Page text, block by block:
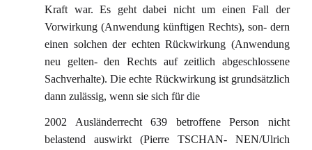
Kraft war. Es geht dabei nicht um einen Fall der
Vorwirkung (Anwendung künftigen Rechts), son- dern
einen solchen der echten Rückwirkung (Anwendung
neu gelten- den Rechts auf zeitlich abgeschlossene
Sachverhalte). Die echte Rückwirkung ist grundsätzlich
dann zulässig, wenn sie sich für die
2002 Ausländerrecht 639 betroffene Person nicht
belastend auswirkt (Pierre TSCHAN- NEN/Ulrich